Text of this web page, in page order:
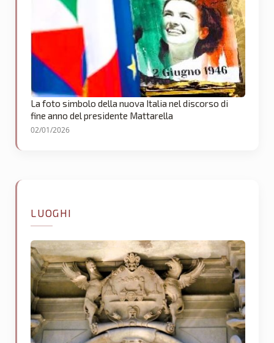
La foto simbolo della nuova Italia nel discorso di
fine anno del presidente Mattarella
02/01/2026
LUOGHI